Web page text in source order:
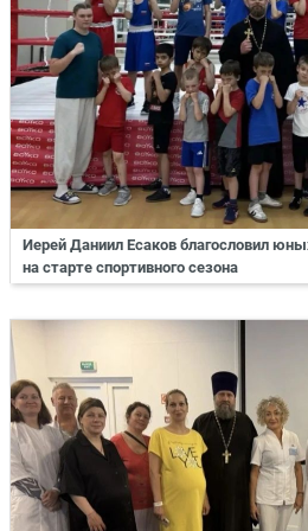
Иерей Даниил Есаков благословил
на старте спортивного сезона